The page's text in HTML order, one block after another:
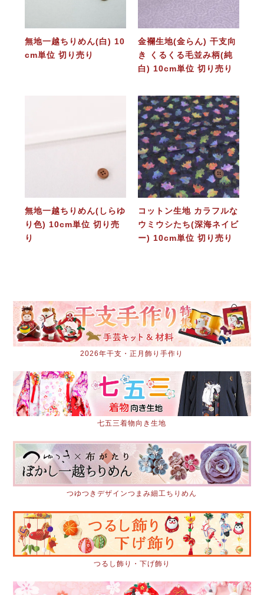
無地一越ちりめん(白) 10
cm単位 切り売り
金襴生地(金らん) 干支向
き くるくる毛並み柄(純
白) 10cm単位 切り売り
無地一越ちりめん(しらゆ
り色) 10cm単位 切り売
り
コットン生地 カラフルな
ウミウシたち(深海ネイビ
ー) 10cm単位 切り売り
2026年干支・正月飾り手作り
七五三着物向き生地
つゆつきデザインつまみ細工ちりめん
つるし飾り・下げ飾り